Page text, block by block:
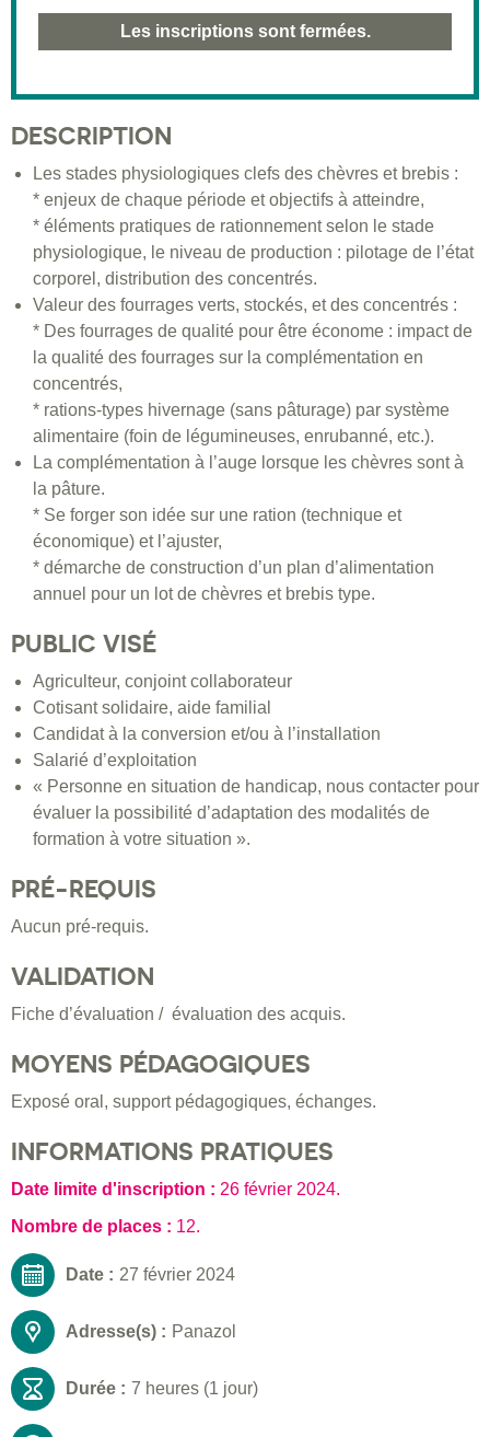
Les inscriptions sont fermées.
DESCRIPTION
Les stades physiologiques clefs des chèvres et brebis :
* enjeux de chaque période et objectifs à atteindre,
* éléments pratiques de rationnement selon le stade
physiologique, le niveau de production : pilotage de l’état
corporel, distribution des concentrés.
Valeur des fourrages verts, stockés, et des concentrés :
* Des fourrages de qualité pour être économe : impact de
la qualité des fourrages sur la complémentation en
concentrés,
* rations-types hivernage (sans pâturage) par système
alimentaire (foin de légumineuses, enrubanné, etc.).
La complémentation à l’auge lorsque les chèvres sont à
la pâture.
* Se forger son idée sur une ration (technique et
économique) et l’ajuster,
* démarche de construction d’un plan d’alimentation
annuel pour un lot de chèvres et brebis type.
PUBLIC VISÉ
Agriculteur, conjoint collaborateur
Cotisant solidaire, aide familial
Candidat à la conversion et/ou à l’installation
Salarié d’exploitation
« Personne en situation de handicap, nous contacter pour
évaluer la possibilité d’adaptation des modalités de
formation à votre situation ».
PRÉ-REQUIS
Aucun pré-requis.
VALIDATION
Fiche d’évaluation / évaluation des acquis.
MOYENS PÉDAGOGIQUES
Exposé oral, support pédagogiques, échanges.
INFORMATIONS PRATIQUES
Date limite d'inscription : 26 février 2024.
Nombre de places : 12.
Date : 27 février 2024
Adresse(s) : Panazol
Durée : 7 heures (1 jour)